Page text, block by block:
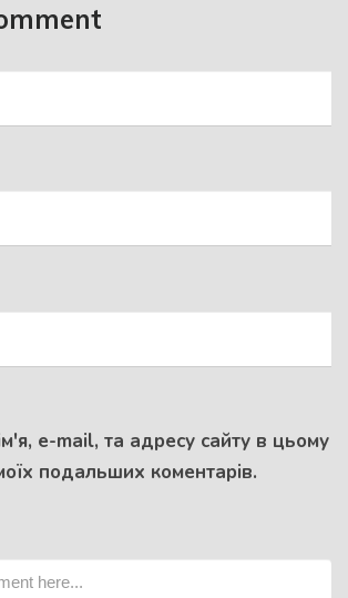
e-mail, та адресу сайту в цьому
подальших коментарів.